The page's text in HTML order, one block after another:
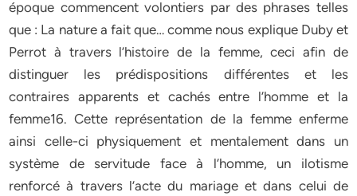
époque commencent volontiers par des phrases telles
que : La nature a fait que… comme nous explique Duby et
Perrot à travers l’histoire de la femme, ceci afin de
distinguer les prédispositions différentes et les
contraires apparents et cachés entre l’homme et la
femme16. Cette représentation de la femme enferme
ainsi celle-ci physiquement et mentalement dans un
système de servitude face à l’homme, un ilotisme
renforcé à travers l’acte du mariage et dans celui de